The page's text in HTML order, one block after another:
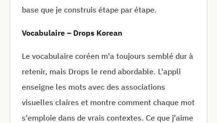
base que je construis étape par étape.
Vocabulaire – Drops Korean
Le vocabulaire coréen m'a toujours semblé dur à
retenir, mais Drops le rend abordable. L'appli
enseigne les mots avec des associations
visuelles claires et montre comment chaque mot
s'emploie dans de vrais contextes. Ce que j'aime